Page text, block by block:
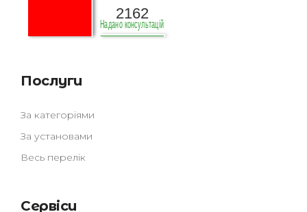
Послуги
За категоріями
За установами
Весь перелік
Сервіси